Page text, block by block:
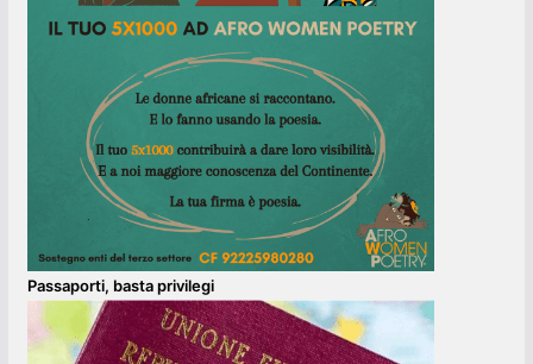
Passaporti, basta privilegi